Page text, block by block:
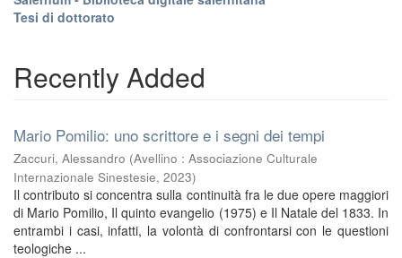
Tesi di dottorato
Recently Added
Mario Pomilio: uno scrittore e i segni dei tempi
Zaccuri, Alessandro (Avellino : Associazione Culturale
Internazionale Sinestesie, 2023)
Il contributo si concentra sulla continuità fra le due opere maggiori
di Mario Pomilio, Il quinto evangelio (1975) e Il Natale del 1833. In
entrambi i casi, infatti, la volontà di confrontarsi con le questioni
teologiche ...